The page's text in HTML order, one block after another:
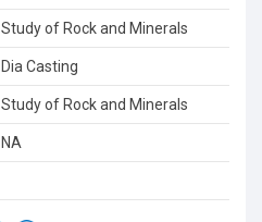
Study of Rock and Minerals
Dia Casting
Study of Rock and Minerals
NA